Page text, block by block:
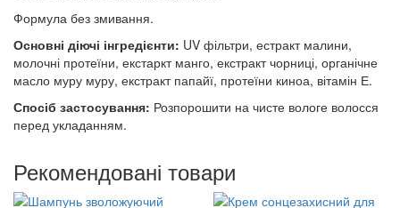
Формула без змивання.
Основні діючі інгредієнти: UV фільтри, естракт малини,
молочні протеїни, екстаркт манго, екстракт чорниці, органічне
масло муру муру, екстракт папайї, протеїни киноа, вітамін Е.
Спосіб застосування: Розпорошити на чисте вологе волосся
перед укладанням.
Рекомендовані товари